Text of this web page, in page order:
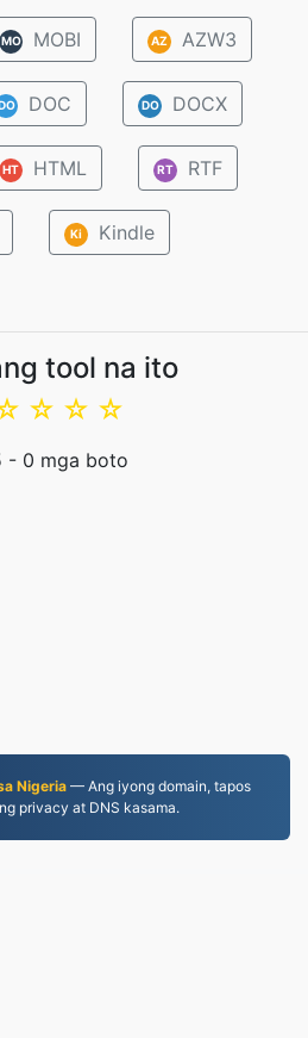
MO MOBI AZ AZW3
DOC DO DOCX
HT HTML RT RTF
Ki Kindle
tool na ito
☆
☆
☆
- 0 mga boto
Nigeria — Ang iyong domain, tapos
privacy at DNS kasama.